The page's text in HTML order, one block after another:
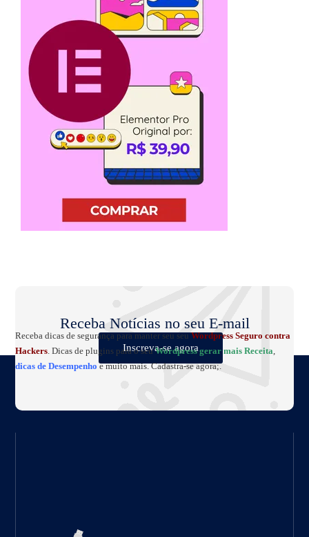
Receba Notícias no seu E-mail
Inscreva-se agora
Receba dicas de segurança para manter seu seuWordpress Seguro contra
Hackers . Dicas de plugins para o seuWordpress gerar mais Receita
dicas de Desempenho e muito mais. Cadastra-se agora;.